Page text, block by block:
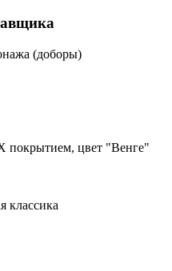
(доборы)
цвет "Венге"